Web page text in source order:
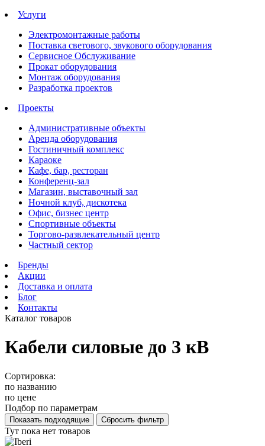
Услуги
Электромонтажные работы
Поставка светового, звукового оборудования
Сервисное Обслуживание
Прокат оборудования
Монтаж оборудования
Разработка проектов
Проекты
Административные объекты
Аренда оборудования
Гостиничный комплекс
Караоке
Кафе, бар, ресторан
Конференц-зал
Магазин, выставочный зал
Ночной клуб, дискотека
Офис, бизнес центр
Спортивные объекты
Торгово-развлекательный центр
Частный сектор
Бренды
Акции
Доставка и оплата
Блог
Контакты
Каталог товаров
Кабели силовые до 3 кВ
Сортировка:
по названию
по цене
Подбор по параметрам
Тут пока нет товаров